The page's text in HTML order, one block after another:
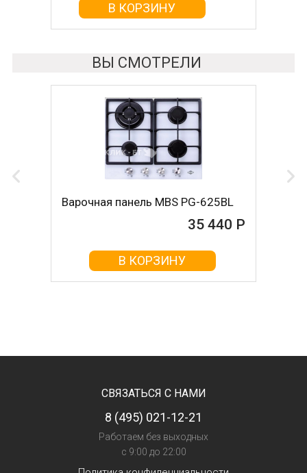
В КОРЗИНУ
В КОРЗИНУ
ВЫ СМОТРЕЛИ
Варочная панель MBS PG-625BL
35 440 Р
В КОРЗИНУ
СВЯЗАТЬСЯ С НАМИ
8 (495) 021-12-21
Работаем без выходных
с 9:00 до 22:00